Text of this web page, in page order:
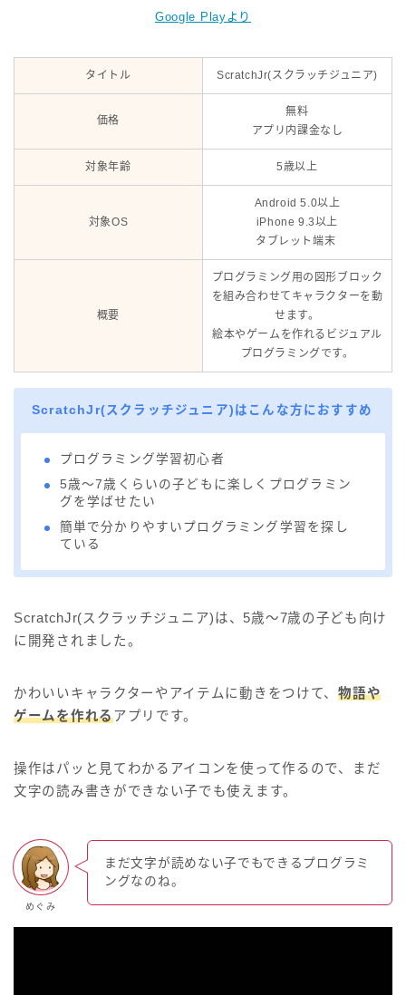
Google Playより
タイトル ScratchJr(スクラッチジュニア)
価格
無料
アプリ内課金なし
対象年齢 5歳以上
対象OS
Android 5.0以上
iPhone 9.3以上
タブレット端末
概要
プログラミング用の図形ブロック
を組み合わせてキャラクターを動
せます。
絵本やゲームを作れるビジュアル
プログラミングです。
ScratchJr(スクラッチジュニア)はこんな方におすすめ
プログラミング学習初心者
5歳～7歳くらいの子どもに楽しくプログラミン
グを学ばせたい
簡単で分かりやすいプログラミング学習を探し
ている
ScratchJr(スクラッチジュニア)は、5歳～7歳の子ども向け
に開発されました。
かわいいキャラクターやアイテムに動きをつけて、物語や
ゲームを作れるアプリです。
操作はパッと見てわかるアイコンを使って作るので、まだ
文字の読み書きができない子でも使えます。
めぐみ
まだ文字が読めない子でもできるプログラミ
ングなのね。